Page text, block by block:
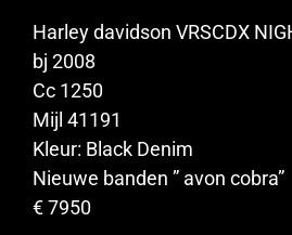
Harley davidson VRSCDX
bj 2008
Cc 1250
Mijl 41191
Kleur: Black Denim
Nieuwe banden ” avon cobra”
€ 7950